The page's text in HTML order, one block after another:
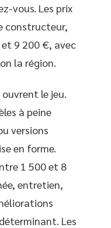
vous. Les prix
constructeur,
9 200 €, avec
la région.
le jeu.
à peine
versions
en forme.
1 500 et 8
entretien,
Les